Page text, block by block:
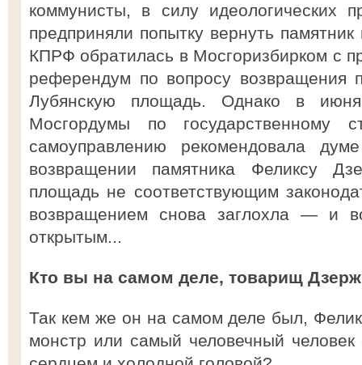
коммунисты, в силу идеологических
предприняли попытку вернуть
КПРФ обратилась в Мосгоризбирком с
референдум по вопросу возвращения
Лубянскую площадь. Однако в
Мосгордумы по государственному
самоуправлению рекомендовала
возвращении памятника Феликсу
площадь не соответствующим
возвращением снова заглохла — и
открытым...
Кто вы на самом деле, товарищ
Так кем же он на самом деле был,
монстр или самый человечный